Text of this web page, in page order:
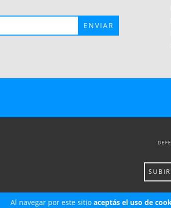
Al navegar por este sitio aceptás el uso de